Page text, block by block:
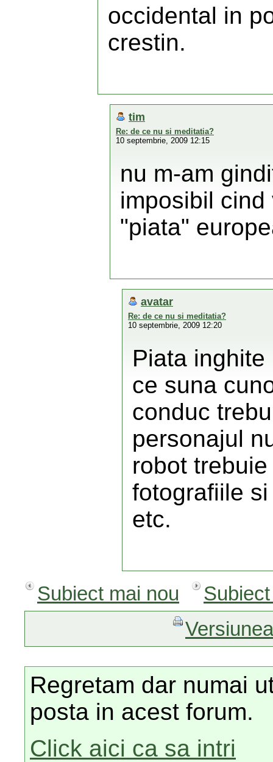
occidental in
crestin.
tim
Re: de ce nu si meditatia?
10 septembrie, 2009 12:15
nu m-am
imposibil
"piata"
avatar
Re: de ce nu si meditatia?
10 septembrie, 2009 12:20
Piata
ce suna
conduc
personajul
robot
fotografiile
etc.
Subiect mai nou
Regretam dar numai
posta in acest forum.
Click aici ca sa intri